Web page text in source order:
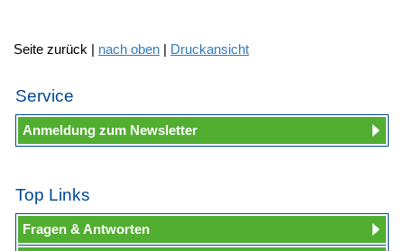
Seite zurück | nach oben | Druckansicht
Service
Anmeldung zum Newsletter
Top Links
Fragen & Antworten